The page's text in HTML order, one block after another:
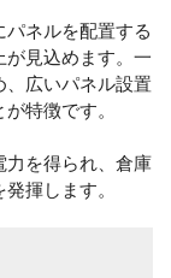
ネルを配置する
が見込めます。一
広いパネル設置
特徴です。
力を得られ、倉庫
揮します。